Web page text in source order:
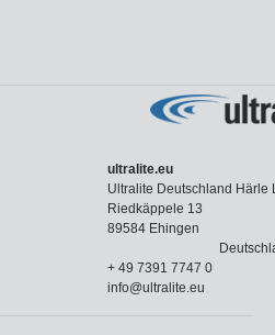
ultralite.eu
Ultralite Deutschland Härle
Riedkäppele 13
89584 Ehingen
+ 49 7391 7747 0
info@ultralite.eu